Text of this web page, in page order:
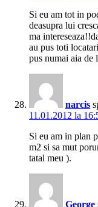
Si eu am tot in
deasupra lui
ma
au pus toti
pus numai aia de
narcis
11.01.2012 la
Si eu am in plan
m2 si sa mut
tatal meu ).
George